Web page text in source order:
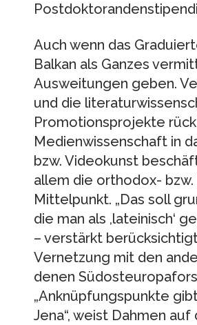
Auch wenn das
Balkan als Ganzes
Ausweitungen geben.
und die
Promotionsprojekte
Medienwissenschaft in
bzw. Videokunst
allem die orthodox-
Mittelpunkt. „Das soll
die man als ,lateinisch‘
– verstärkt
Vernetzung mit den
denen
„Anknüpfungspunkte
Jena“, weist Dahmen